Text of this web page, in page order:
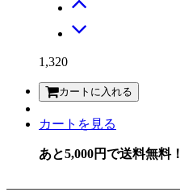
1,320
カートに入れる
カートを見る
あと5,000円で送料無料！